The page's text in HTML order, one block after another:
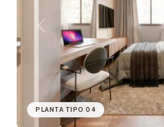
PLANTA TIPO 04